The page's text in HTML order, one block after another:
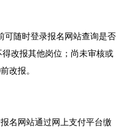
可随时登录报名网站查询是否
改报其他岗位；尚未审核或
改报。
名网站通过网上支付平台缴